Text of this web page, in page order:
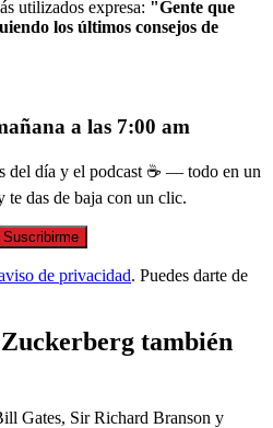
utilizados expresa: "Gente que
los últimos consejos de
a las 7:00 am
del día y el podcast ☕ — todo en un
te das de baja con un clic.
Suscribirme
de privacidad. Puedes darte de
también
Gates, Sir Richard Branson y